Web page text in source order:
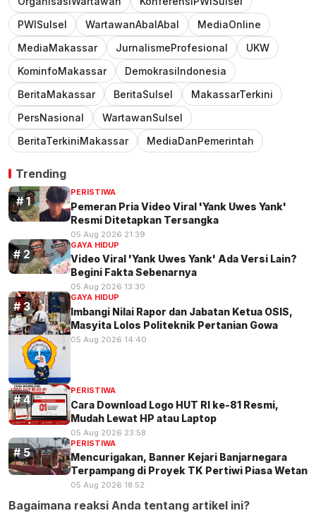
PWISulsel
WartawanAbalAbal
MediaOnline
MediaMakassar
JurnalismeProfesional
UKW
KominfoMakassar
DemokrasiIndonesia
BeritaMakassar
BeritaSulsel
MakassarTerkini
PersNasional
WartawanSulsel
BeritaTerkiniMakassar
MediaDanPemerintah
Trending
PERISTIWA
Pemeran Pria Video Viral 'Yank Uwes Yank'
Resmi Ditetapkan Tersangka
05 Aug 2026 21:39
GAYA HIDUP
Video Viral 'Yank Uwes Yank' Ada Versi Lain?
Begini Fakta Sebenarnya
05 Aug 2026 13:30
GAYA HIDUP
Imbangi Nilai Rapor dan Jabatan Ketua OSIS,
Masyita Lolos Politeknik Pertanian Gowa
05 Aug 2026 14:40
PERISTIWA
Cara Download Logo HUT RI ke-81 Resmi,
Mudah Lewat HP atau Laptop
05 Aug 2026 23:58
PERISTIWA
Mencurigakan, Banner Kejari Banjarnegara
Terpampang di Proyek TK Pertiwi Piasa Wetan
05 Aug 2026 18:52
Bagaimana reaksi Anda tentang artikel ini?